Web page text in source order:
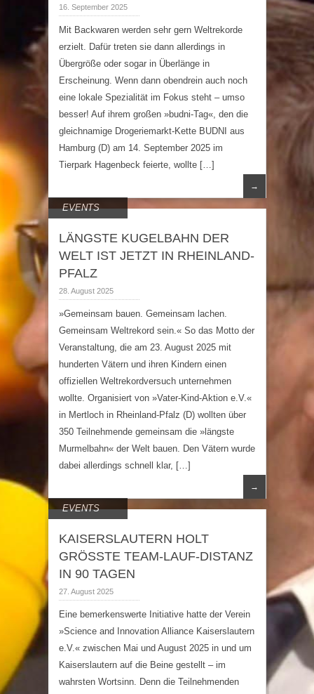
16. September 2025
Mit Backwaren werden sehr gern Weltrekorde
erzielt. Dafür treten sie dann allerdings in
Übergröße oder sogar in Überlänge in
Erscheinung. Wenn dann obendrein auch noch
eine lokale Spezialität im Fokus steht – umso
besser! Auf ihrem großen »budni-Tag«, den die
gleichnamige Drogeriemarkt-Kette BUDNI aus
Hamburg (D) am 14. September 2025 im
Tierpark Hagenbeck feierte, wollte […]
→
EVENTS
LÄNGSTE KUGELBAHN DER
WELT IST JETZT IN RHEINLAND-
PFALZ
28. August 2025
»Gemeinsam bauen. Gemeinsam lachen.
Gemeinsam Weltrekord sein.« So das Motto der
Veranstaltung, die am 23. August 2025 mit
hunderten Vätern und ihren Kindern einen
offiziellen Weltrekordversuch unternehmen
wollte. Organisiert von »Vater-Kind-Aktion e.V.«
in Mertloch in Rheinland-Pfalz (D) wollten über
350 Teilnehmende gemeinsam die »längste
Murmelbahn« der Welt bauen. Den Vätern wurde
dabei allerdings schnell klar, […]
→
EVENTS
KAISERSLAUTERN HOLT
GRÖSSTE TEAM-LAUF-DISTANZ
IN 90 TAGEN
27. August 2025
Eine bemerkenswerte Initiative hatte der Verein
»Science and Innovation Alliance Kaiserslautern
e.V.« zwischen Mai und August 2025 in und um
Kaiserslautern auf die Beine gestellt – im
wahrsten Wortsinn. Denn die Teilnehmenden